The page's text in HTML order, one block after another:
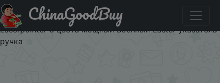
Купити по знижці $1/1 5 мВт 650nm Зеленая лазерная
ручка черный сильный Видимый светильник луч
Laserpointer 3 цвета мощный военный Laster указатель
ручка
ChinaGoodBuy